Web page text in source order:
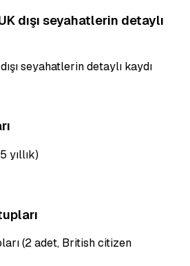
dışı seyahatlerin detaylı
seyahatlerin detaylı kaydı
yıllık)
(2 adet, British citizen